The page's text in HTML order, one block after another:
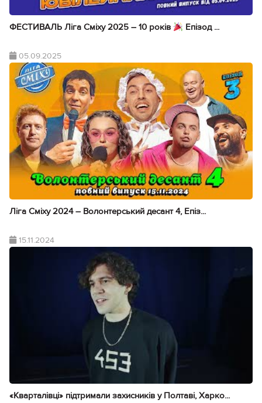
ФЕСТИВАЛЬ Ліга Сміху 2025 – 10 років Епізод ...
05.09.2025
Ліга Сміху 2024 – Волонтерський десант 4, Епіз...
15.11.2024
«Кварталівці» підтримали захисників у Полтаві, Харко...